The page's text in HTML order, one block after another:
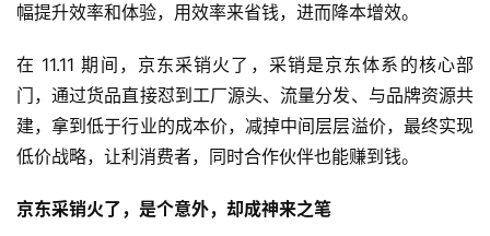
旅
行
家
车
快
登录 注册
幅提升效率和体验，用效率来省钱，进而降本增效。
在 11.11 期间，京东采销火了，采销是京东体系的核心部
门，通过货品直接怼到工厂源头、流量分发、与品牌资源共
建，拿到低于行业的成本价，减掉中间层层溢价，最终实现
低价战略，让利消费者，同时合作伙伴也能赚到钱。
京东采销火了，是个意外，却成神来之笔